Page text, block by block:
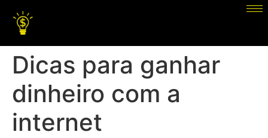
Dicas para ganhar
dinheiro com a
internet